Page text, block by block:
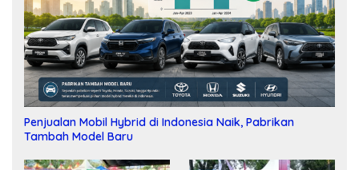
Penjualan Mobil Hybrid di Indonesia Naik, Pabrikan
Tambah Model Baru